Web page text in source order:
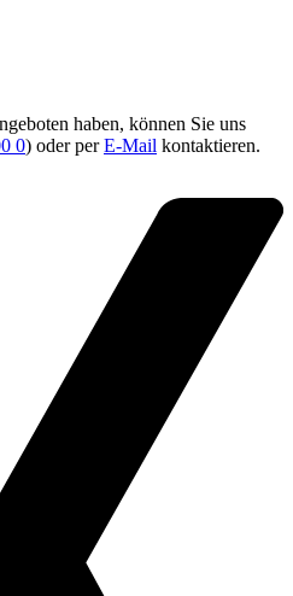
haben, können Sie uns
0) oder perE-Mail kontaktieren.